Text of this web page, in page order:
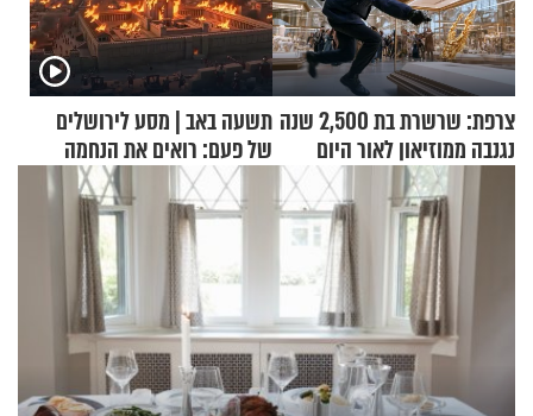
צרפת: שרשרת בת 2,500 שנה
נגנבה ממוזיאון לאור היום
תשעה באב | מסע לירושלים
של פעם: רואים את הנחמה